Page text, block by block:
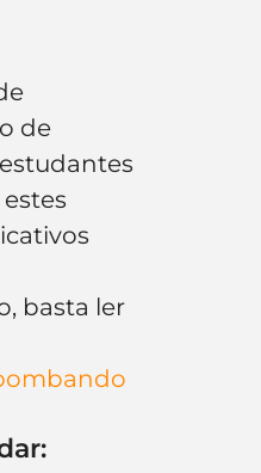
de
basta ler